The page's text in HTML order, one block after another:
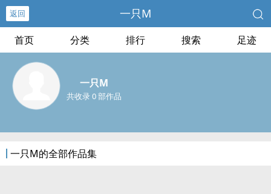
返回 一只M
首页 分类 排行 搜索 足迹
一只M
共收录 0 部作品
一只M的全部作品集